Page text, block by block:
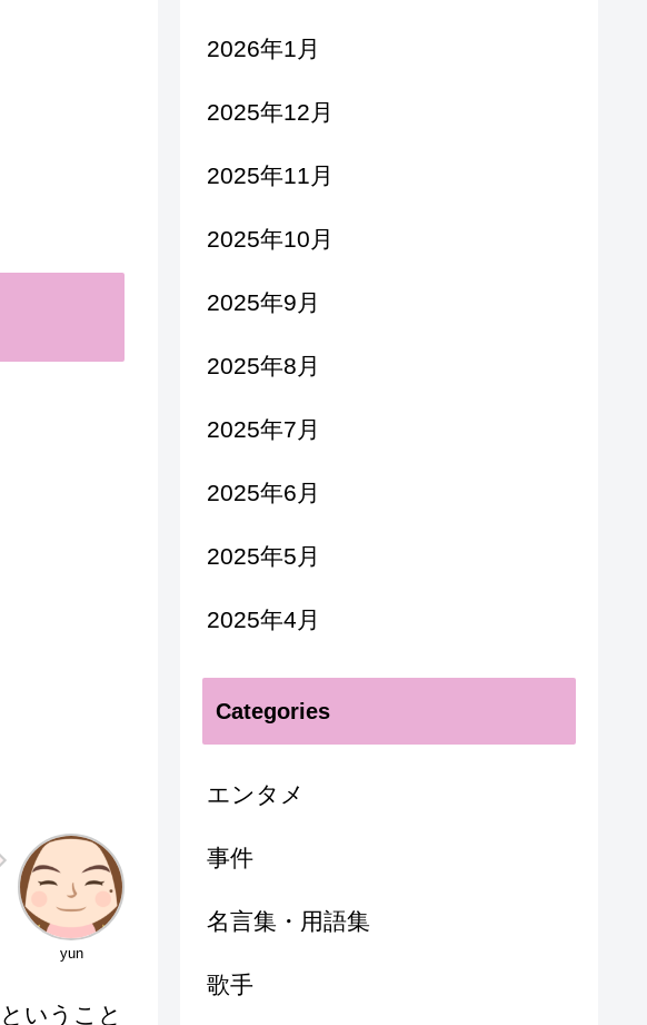
yun
ということ
2026年1月
2025年12月
2025年11月
2025年10月
2025年9月
2025年8月
2025年7月
2025年6月
2025年5月
2025年4月
Categories
エンタメ
事件
名言集・用語集
歌手